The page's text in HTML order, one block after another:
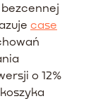
case
o 12%